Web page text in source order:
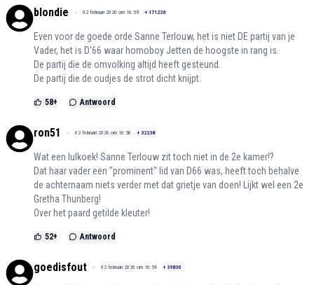
blondie 02 februari 2026 om 16:59 + 171226
Even voor de goede orde Sanne Terlouw, het is niet DE partij van je
Vader, het is D'66 waar homoboy Jetten de hoogste in rang is.
De partij die de omvolking altijd heeft gesteund.
De partij die de oudjes de strot dicht knijpt.
58+ Antwoord
ron51 02 februari 2026 om 16:58 + 32238
Wat een lulkoek! Sanne Terlouw zit toch niet in de 2e kamer!?
Dat haar vader een "prominent" lid van D66 was, heeft toch behalve
de achternaam niets verder met dat grietje van doen! Lijkt wel een 2e
Gretha Thunberg!
Over het paard getilde kleuter!
52+ Antwoord
goedisfout 02 februari 2026 om 16:54 + 39830